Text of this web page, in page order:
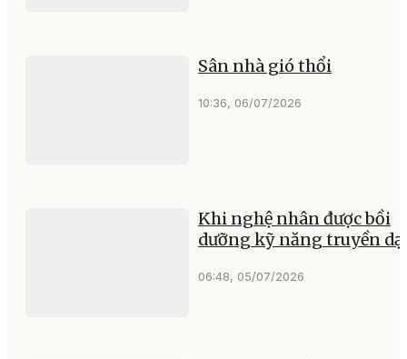
Sân nhà gió thổi
10:36, 06/07/2026
Khi nghệ nhân được bồi
dưỡng kỹ năng truyền
06:48, 05/07/2026